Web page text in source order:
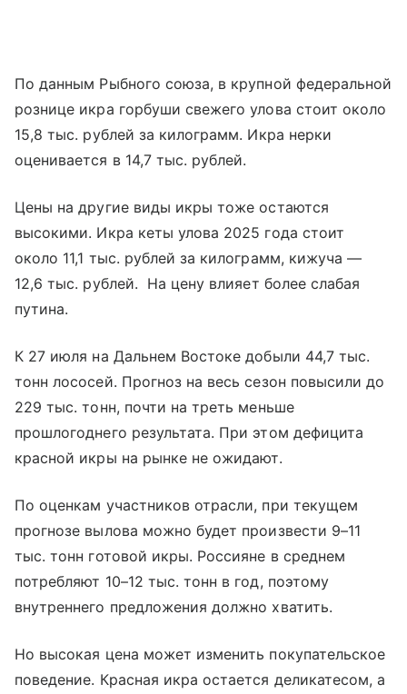
По данным Рыбного союза, в крупной федеральной
рознице икра горбуши свежего улова стоит около
15,8 тыс. рублей за килограмм. Икра нерки
оценивается в 14,7 тыс. рублей.
Цены на другие виды икры тоже остаются
высокими. Икра кеты улова 2025 года стоит
около 11,1 тыс. рублей за килограмм, кижуча —
12,6 тыс. рублей. На цену влияет более слабая
путина.
К 27 июля на Дальнем Востоке добыли 44,7 тыс.
тонн лососей. Прогноз на весь сезон повысили до
229 тыс. тонн, почти на треть меньше
прошлогоднего результата. При этом дефицита
красной икры на рынке не ожидают.
По оценкам участников отрасли, при текущем
прогнозе вылова можно будет произвести 9–11
тыс. тонн готовой икры. Россияне в среднем
потребляют 10–12 тыс. тонн в год, поэтому
внутреннего предложения должно хватить.
Но высокая цена может изменить покупательское
поведение. Красная икра остается деликатесом, а